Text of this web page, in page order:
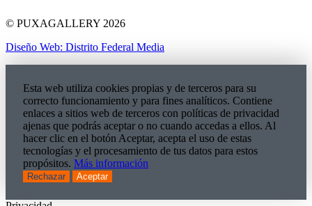
© PUXAGALLERY 2026
Diseño Web: Distrito Federal Media
Esta web utiliza cookies propias y de terceros para su
correcto funcionamiento y para fines analíticos. Contiene
enlaces a sitios web de terceros con políticas de privacidad
ajenas que podrás aceptar o no cuando accedas a ellos. Al
hacer clic en el botón Aceptar, acepta el uso de estas
tecnologías y el procesamiento de tus datos para estos
propósitos. Más información
Rechazar Aceptar